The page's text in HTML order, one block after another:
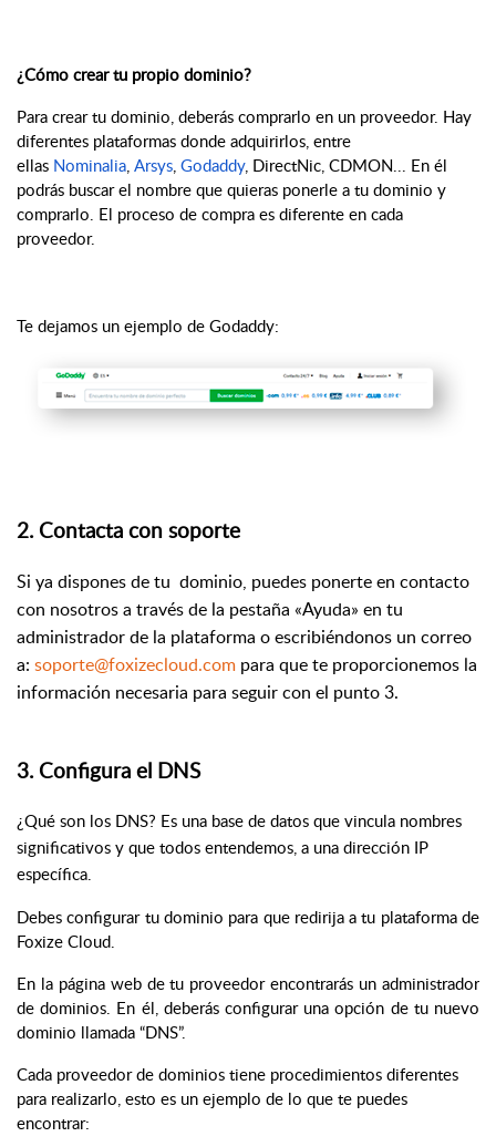
¿Cómo crear tu propio dominio?
Para crear tu dominio, deberás comprarlo en un proveedor. Hay
diferentes plataformas donde adquirirlos, entre
ellas Nominalia, Arsys, Godaddy, DirectNic, CDMON... En él
podrás buscar el nombre que quieras ponerle a tu dominio y
comprarlo. El proceso de compra es diferente en cada
proveedor.
Te dejamos un ejemplo de Godaddy:
2. Contacta con soporte
Si ya dispones de tu dominio, puedes ponerte en contacto
con nosotrosa través de la pestaña «Ayuda» en tu
administrador de la plataforma o escribiéndonos un correo
a: soporte@foxizecloud.com para que te proporcionemos la
información necesaria para seguir con el punto 3.
3. Configura el DNS
¿Qué son los DNS? Es una base de datos que vincula nombres
significativos y que todos entendemos, a una dirección IP
específica.
Debes configurar tu dominio para que redirija a tu plataforma de
Foxize Cloud.
En la página web de tu proveedor encontrarás un administrador
de dominios. En él, deberás configurar una opción de tu nuevo
dominio llamada “DNS”.
Cada proveedor de dominios tiene procedimientos diferentes
para realizarlo, esto es un ejemplo de lo que te puedes
encontrar: